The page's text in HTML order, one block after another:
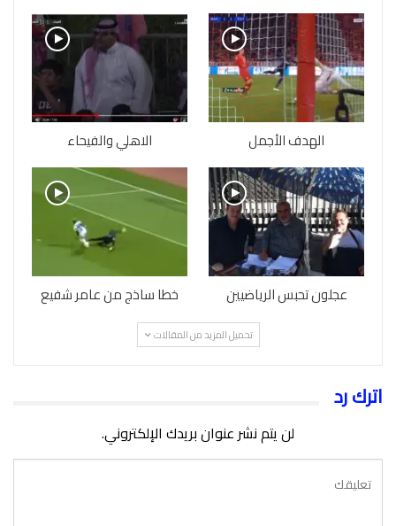
الهدف الأجمل الاهلي والفيحاء
عجلون تحبس الرياضيين خطا ساذج من عامر شفيع
تحميل المزيد من المقالات
اترك رد
لن يتم نشر عنوان بريدك الإلكتروني.